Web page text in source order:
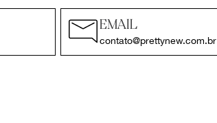
EMAIL
contato@prettynew.com.br